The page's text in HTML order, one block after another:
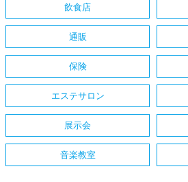
飲食店
通販
保険
エステサロン
展示会
音楽教室